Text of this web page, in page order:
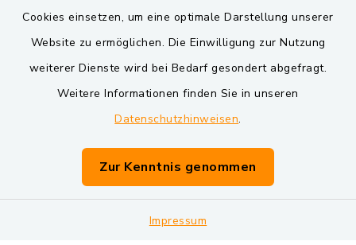
Cookies einsetzen, um eine optimale Darstellung unserer
Website zu ermöglichen. Die Einwilligung zur Nutzung
weiterer Dienste wird bei Bedarf gesondert abgefragt.
Weitere Informationen finden Sie in unseren
Datenschutzhinweisen.
Zur Kenntnis genommen
Impressum
Barrierefreiheit
Impressum
Sitemap